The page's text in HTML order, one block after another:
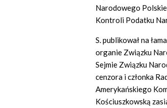
Narodowego
Kontroli Podatku
S. publikował na
organie Związku
Sejmie Związku
cenzora i członka
Amerykańskiego
Kościuszkowską